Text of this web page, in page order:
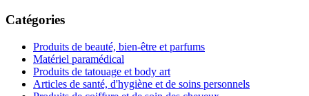
Catégories
Produits de beauté, bien-être et parfums
Matériel paramédical
Produits de tatouage et body art
Articles de santé, d'hygiène et de soins personnels